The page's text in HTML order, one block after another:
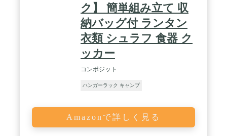
フックやロープ・ペグ等は付属いたしません。 ※商
品は、モニターによって色合いが異なって見える場
合があります。 ※仕様・デザインは改良のため予告
なく変更することがあります。
ク】 簡単組み立て 収
納バッグ付 ランタン
衣類 シュラフ 食器 ク
ッカー
コンポジット
ハンガーラック キャンプ
Amazonで詳しく見る